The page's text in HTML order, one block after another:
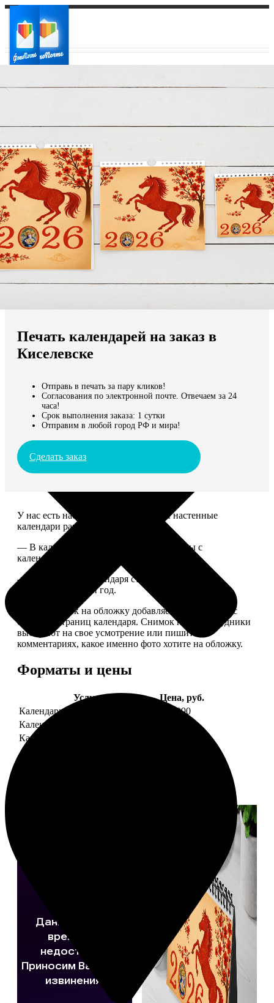
Ваш регион доставки
Выберите из списка:
Мы доставляем по всему миру
Продолжить без города
Печать календарей на заказ в
Киселевске
Отправь в печать за пару кликов!
Согласования по электронной почте. Отвечаем за 24
часа!
Срок выполнения заказа: 1 сутки
Отправим в любой город РФ и мира!
Сделать заказ
У нас есть настольные, магнитные и настенные
календари разных размеров.
— В календаре 13 листов: обложка+листы с
календарной сеткой.
— Обложка для календаря стандартная, дизайн
обновляем каждый год.
— В кружочек на обложку добавляем фотографию с
одной из страниц календаря. Снимок наши сотрудники
выбирают на свое усмотрение или пишите в
комментариях, какое именно фото хотите на обложку.
Форматы и цены
Услуга
Цена, руб.
Календарь настенный
от 1290
Календарь "домик"
Календарь магнитный отрывной